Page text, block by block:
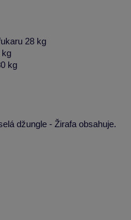
28 kg
kg
kg
džungle - Žirafa obsahuje.